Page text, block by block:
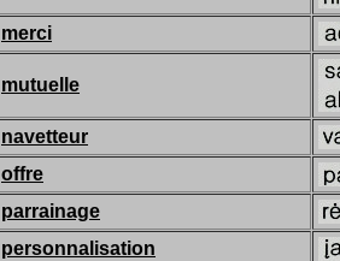
merci
mutuelle
navetteur
offre
parrainage
personnalisation